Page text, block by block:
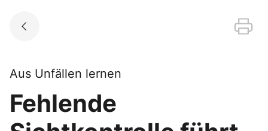
Aus Unfällen lernen
Fehlende